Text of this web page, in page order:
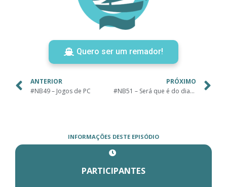
Quero ser um remador!
ANTERIOR
#NB49 – Jogos de PC
PRÓXIMO
#NB51 – Será que é do diabo?
INFORMAÇÕES DESTE EPISÓDIO
PARTICIPANTES